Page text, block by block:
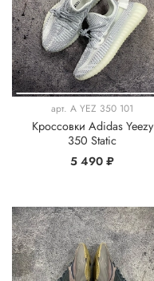
арт. A YEZ 350 101
Кроссовки Adidas Yeezy
350 Static
5 490 ₽